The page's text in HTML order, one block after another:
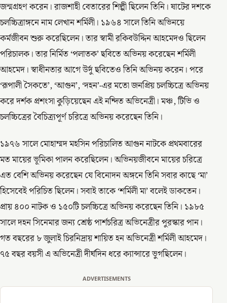
জন্মগ্রহণ করেন। রাজশাহী বেতারের শিল্পী ছিলেন তিনি। ষাটের দশকে
চলচ্চিত্রাঙ্গনে নাম লেখান শর্মিলী। ১৯৬৪ সালে তিনি অভিনয়ে
কর্মজীবন শুরু করেছিলেন। তার স্বামী রকিবউদ্দিন আহমেদও ছিলেন
পরিচালক। তার নির্মিত ‘পলাতক’ ছবিতে অভিনয় করেছেন শর্মিলী
আহমেদ। স্বাধীনতার আগে উর্দু ছবিতেও তিনি অভিনয় করেন। পরে
‘রূপালী সৈকতে’, ‘আগুন’, ‘দহন’-এর মতো জনপ্রিয় চলচ্চিত্রে অভিনয়
করে দর্শক প্রশংসা কুড়িয়েছেন এই নন্দিত অভিনেত্রী। মঞ্চ, টিভি ও
চলচ্চিত্রের বৈচিত্র্যপূর্ণ চরিত্রে অভিনয় করেছেন তিনি।
১৯৭৬ সালে মোহাম্মদ মহসিন পরিচালিত আগুন নাটকে প্রথমবারের
মত মায়ের ভূমিকা পালন করেছিলেন। অভিনয়জীবনে মায়ের চরিত্রে
এত বেশি অভিনয় করেছেন যে বিনোদন অঙ্গনে তিনি সবার কাছে ‘মা’
হিসেবেই পরিচিত ছিলেন। সবাই তাকে ‘শর্মিলী মা’ বলেই ডাকতেন।
প্রায় ৪০০ নাটক ও ১৫০টি চলচ্চিত্রে অভিনয় করেছেন তিনি। ১৯৮৫
সালে দহন সিনেমার জন্য শ্রেষ্ঠ পার্শচরিত্র অভিনেত্রীর পুরস্কার পান।
গত বছরের ৮ জুলাই চিরনিদ্রায় শায়িত হন অভিনেত্রী শর্মিলী আহমেদ।
৭৫ বছর বয়সী এ অভিনেত্রী দীর্ঘদিন ধরে ক্যান্সারে ভুগছিলেন।
ADVERTISEMENTS